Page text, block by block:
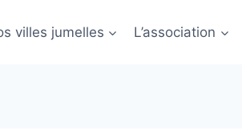
villes jumelles L’association